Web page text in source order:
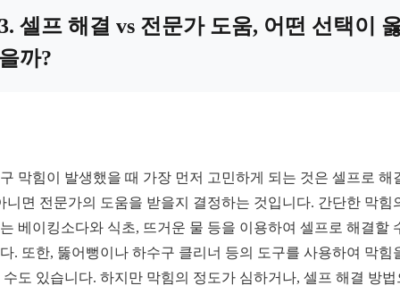
셀프 해결 vs 전문가 도움, 어떤 선택이
까?
막힘이 발생했을 때 가장 먼저 고민하게 되는 것은 셀프로 해
니면 전문가의 도움을 받을지 결정하는 것입니다. 간단한 막힘
베이킹소다와 식초, 뜨거운 물 등을 이용하여 셀프로 해결할
. 또한, 뚫어뻥이나 하수구 클리너 등의 도구를 사용하여 막힘
수도 있습니다. 하지만 막힘의 정도가 심하거나, 셀프 해결 방법